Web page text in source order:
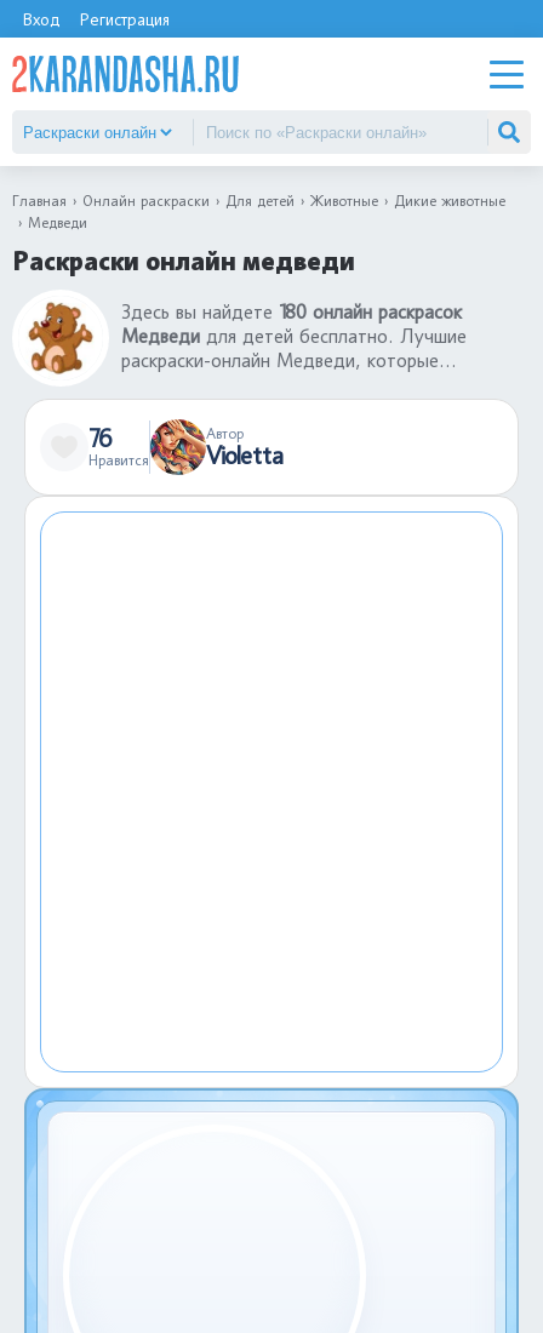
Вход Регистрация
Главная Онлайн раскраски Для детей Животные
Дикие животные
Медведи
Раскраски онлайн медведи
Здесь вы найдете 180 онлайн раскрасок
Медведи для детей бесплатно. Лучшие
раскраски-онлайн Медведи, которые
можете поделиться ею с другими
пользователями, которые тоже захотят
раскрасить онлайн раскраски Медведи. Это
76
Нравится
Автор
Violetta